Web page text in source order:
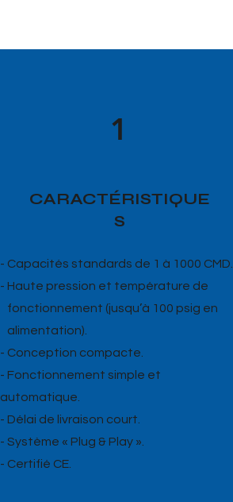
1
CARACTÉRISTIQUE
S
- Capacités standards de 1 à 1000 CMD.
- Haute pression et température de
fonctionnement (jusqu’à 100 psig en
alimentation).
- Conception compacte.
- Fonctionnement simple et
automatique.
- Délai de livraison court.
- Système « Plug & Play ».
- Certifié CE.